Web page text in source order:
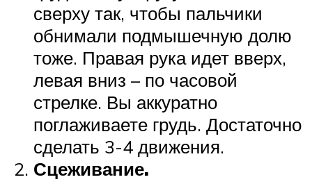
сверху так, чтобы пальчики
обнимали подмышечную долю
тоже. Правая рука идет вверх,
левая вниз – по часовой
стрелке. Вы аккуратно
поглаживаете грудь. Достаточно
сделать 3-4 движения.
Сцеживание.